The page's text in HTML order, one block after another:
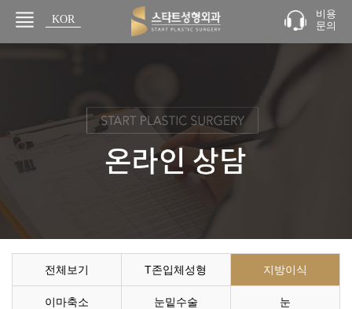
KOR
JPN
비용
문의
전체보기 T존입체성형 지방이식
이마축소 눈밑수술 눈